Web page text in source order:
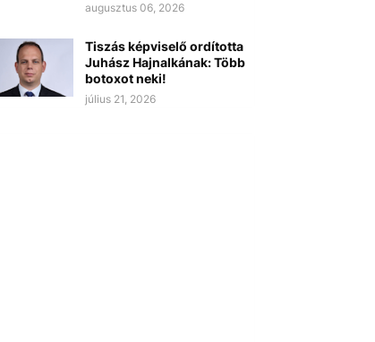
augusztus 06, 2026
Tiszás képviselő ordította
Juhász Hajnalkának: Több
botoxot neki!
július 21, 2026